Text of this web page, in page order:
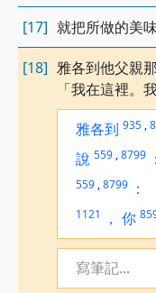
[17] 就把所做的美
[18] 雅各到他父親
「我在這裡。
雅各到 935 ,
說 559 ,8799 ：
559 ,8799 ：
1121 ， 你
寫筆記...